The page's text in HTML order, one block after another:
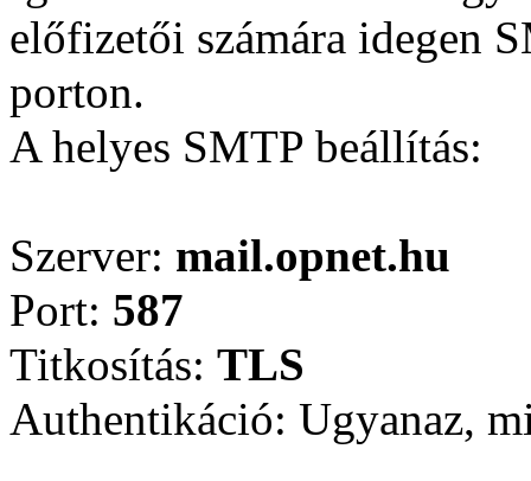
előfizetői számára idegen
porton.
A helyes SMTP beállítás:
Szerver: mail.opnet.hu
Port: 587
Titkosítás: TLS
Authentikáció: Ugyanaz,